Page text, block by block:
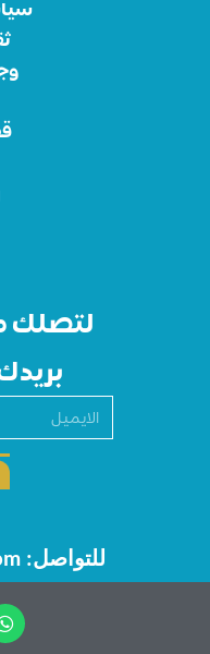
لتصلك
للتواصل: info@taqadoom.com